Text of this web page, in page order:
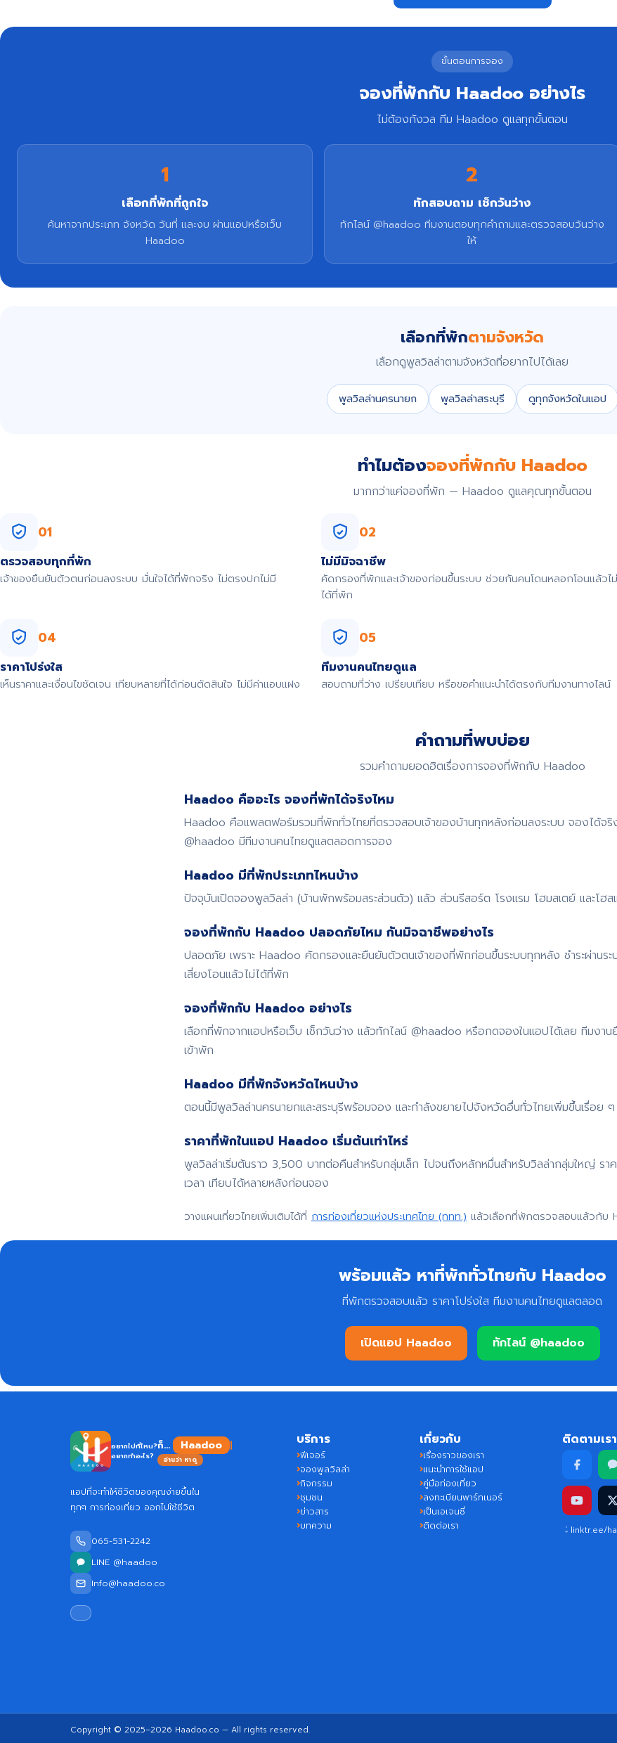
ขั้นตอนการจอง
จองที่พักกับ Haadoo อย่างไร
ไม่ต้องกังวล ทีม Haadoo ดูแลทุกขั้นตอน
1
เลือกที่พักที่ถูกใจ
ค้นหาจากประเภท จังหวัด วันที่ และงบ ผ่านแอปหรือเว็บ
Haadoo
2
ทักสอบถาม เช็กวันว่าง
ทักไลน์ @haadoo ทีมงานตอบทุกคำถามและตรวจสอบวันว่าง
ให้
เลือกที่พักตามจังหวัด
เลือกดูพูลวิลล่าตามจังหวัดที่อยากไปได้เลย
พูลวิลล่านครนายก พูลวิลล่าสระบุรี ดูทุกจังหวัดในแอป
ทำไมต้องจองที่พักกับ Haadoo
มากกว่าแค่จองที่พัก — Haadoo ดูแลคุณทุกขั้นตอน
01
ตรวจสอบทุกที่พัก
เจ้าของยืนยันตัวตนก่อนลงระบบ มั่นใจได้ที่พักจริง ไม่ตรงปกไม่มี
02
ไม่มีมิจฉาชีพ
คัดกรองที่พักและเจ้าของก่อนขึ้นระบบ ช่วยกันคนโดนหลอกโอนแล้วไม่
ได้ที่พัก
04
ราคาโปร่งใส
เห็นราคาและเงื่อนไขชัดเจน เทียบหลายที่ได้ก่อนตัดสินใจ ไม่มีค่าแอบแฝง
05
ทีมงานคนไทยดูแล
สอบถามที่ว่าง เปรียบเทียบ หรือขอคำแนะนำได้ตรงกับทีมงานทางไลน์
คำถามที่พบบ่อย
รวมคำถามยอดฮิตเรื่องการจองที่พักกับ Haadoo
Haadoo คืออะไร จองที่พักได้จริงไหม
Haadoo คือแพลตฟอร์มรวมที่พักทั่วไทยที่ตรวจสอบเจ้าของบ้านทุกหลังก่อนลงระบบ จองได้จ
@haadoo มีทีมงานคนไทยดูแลตลอดการจอง
Haadoo มีที่พักประเภทไหนบ้าง
ปัจจุบันเปิดจองพูลวิลล่า (บ้านพักพร้อมสระส่วนตัว) แล้ว ส่วนรีสอร์ต โรงแรม โฮมสเตย์ และโฮส
จองที่พักกับ Haadoo ปลอดภัยไหม กันมิจฉาชีพอย่างไร
ปลอดภัย เพราะ Haadoo คัดกรองและยืนยันตัวตนเจ้าของที่พักก่อนขึ้นระบบทุกหลัง ชำระผ่านร
เสี่ยงโอนแล้วไม่ได้ที่พัก
จองที่พักกับ Haadoo อย่างไร
เลือกที่พักจากแอปหรือเว็บ เช็กวันว่าง แล้วทักไลน์ @haadoo หรือกดจองในแอปได้เลย ทีมงา
เข้าพัก
Haadoo มีที่พักจังหวัดไหนบ้าง
ตอนนี้มีพูลวิลล่านครนายกและสระบุรีพร้อมจอง และกำลังขยายไปจังหวัดอื่นทั่วไทยเพิ่มขึ้นเรื่อย
ราคาที่พักในแอป Haadoo เริ่มต้นเท่าไหร่
พูลวิลล่าเริ่มต้นราว 3,500 บาทต่อคืนสำหรับกลุ่มเล็ก ไปจนถึงหลักหมื่นสำหรับวิลล่ากลุ่มใหญ่ รา
เวลา เทียบได้หลายหลังก่อนจอง
วางแผนเที่ยวไทยเพิ่มเติมได้ที่ การท่องเที่ยวแห่งประเทศไทย (ททท.) แล้วเลือกที่พักตรวจสอบแล้วกับ
พร้อมแล้ว หาที่พักทั่วไทยกับ Haadoo
ที่พักตรวจสอบแล้ว ราคาโปร่งใส ทีมงานคนไทยดูแลตลอด
เปิดแอป Haadoo ทักไลน์ @haadoo
อยากไปที่ไหน?
อยากทำอะไร?
ก็... Haadoo
อ่านว่า หาดู
แอปที่จะทำให้ชีวิตของคุณง่ายขึ้นใน
ทุกๆ การท่องเที่ยว ออกไปใช้ชีวิต
065-531-2242
LINE @haadoo
Info@haadoo.co
บริการ
ฟีเจอร์
จองพูลวิลล่า
กิจกรรม
ชุมชน
ข่าวสาร
บทความ
เกี่ยวกับ
เรื่องราวของเรา
แนะนำการใช้แอป
คู่มือท่องเที่ยว
ลงทะเบียนพาร์ทเนอร์
เป็นเอเจนซี่
ติดต่อเรา
ติดตามเรา
linktr.ee/
Copyright © 2025–2026 Haadoo.co — All rights reserved.